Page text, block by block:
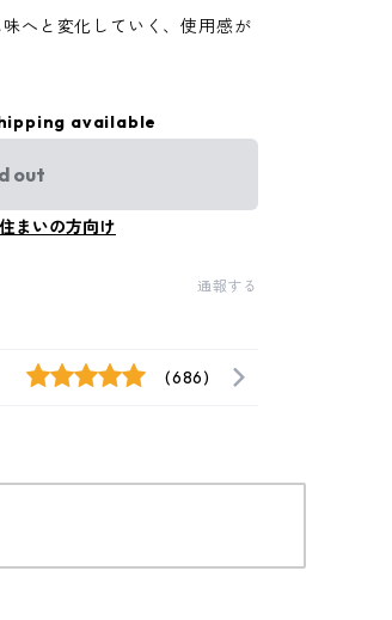
へと変化していく、使用感が
available
out
まいの方向け
通報する
(686)